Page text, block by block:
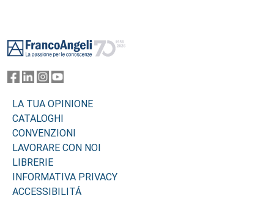
LA TUA OPINIONE
CATALOGHI
CONVENZIONI
LAVORARE CON NOI
LIBRERIE
INFORMATIVA PRIVACY
ACCESSIBILITÁ